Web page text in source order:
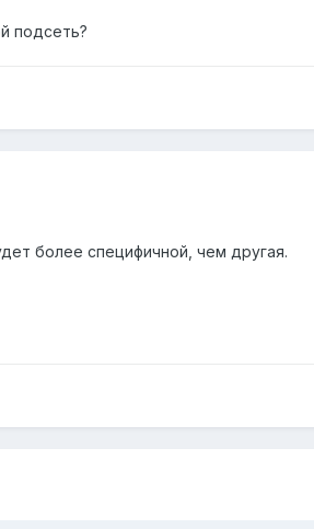
подсеть?
более специфичной, чем другая.